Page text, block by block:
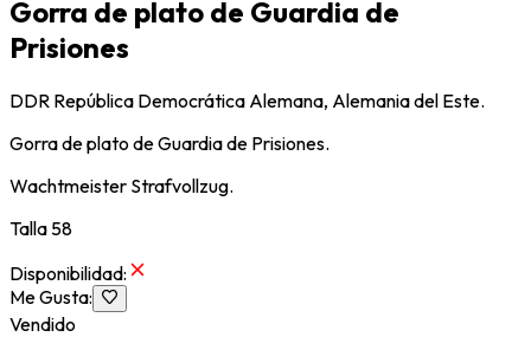
Gorra de plato de Guardia de
Prisiones
DDR República Democrática Alemana, Alemania del Este.
Gorra de plato de Guardia de Prisiones.
Wachtmeister Strafvollzug.
Talla 58
Disponibilidad:
Me Gusta:
Vendido